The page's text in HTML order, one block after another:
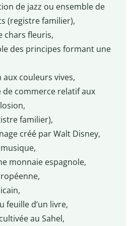
de jazz ou ensemble de
(registre familier),
chars fleuris,
des principes formant une
aux couleurs vives,
de commerce relatif aux
familier),
créé par Walt Disney,
monnaie espagnole,
feuille d’un livre,
au Sahel,